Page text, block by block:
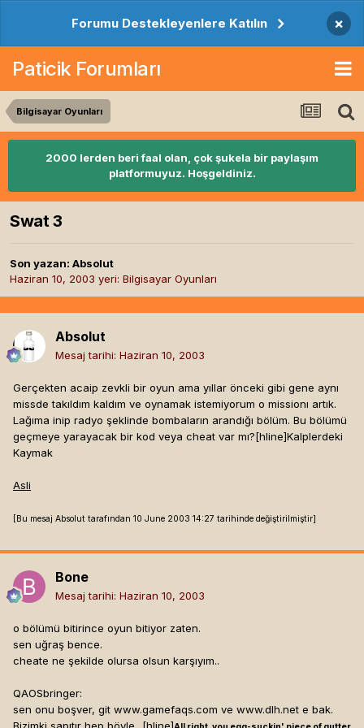
Forumu Destekleyenlere Katılın ×
Paticik Forumları
Bilgisayar Oyunları
2000 lerden beri faal olan, çok şukela bir paylaşım
platformuyuz. Hoşgeldiniz.
Swat 3
Son yazan: Absolut
Haziran 10, 2003 yeri: Bilgisayar Oyunları
Absolut
Mesaj tarihi: Haziran 10, 2003
Gerçekten acaip zevkli bir oyun ama yıllar önceki gibi gene aynı
missde takıldım kaldım ve oynamak istemiyorum o missionı artık.
Lağıma inip radyo şeklinde bombaların arandığı bölüm. Bu bölümü
geçmeye yarayacak bir kod veya cheat var mı?[hline]Kalplerdeki
Kaymak
Asli
[Bu mesaj Absolut tarafından 10 June 2003 14:27 tarihinde değiştirilmiştir]
Bone
Mesaj tarihi: Haziran 10, 2003
o bölümü bitirince oyun bitiyor zaten.
sen uğraş bence.
cheate ne şekilde olursa olsun karşıyım..
QAOSbringer:
sen onu boşver, git www.gamefaqs.com ve www.dlh.net e bak.